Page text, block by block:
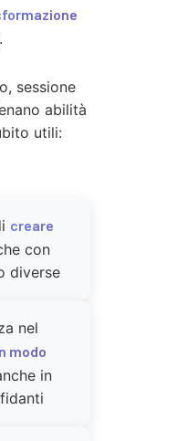
.
sessione
abilità
utili:
creare
con
diverse
nel
modo
in